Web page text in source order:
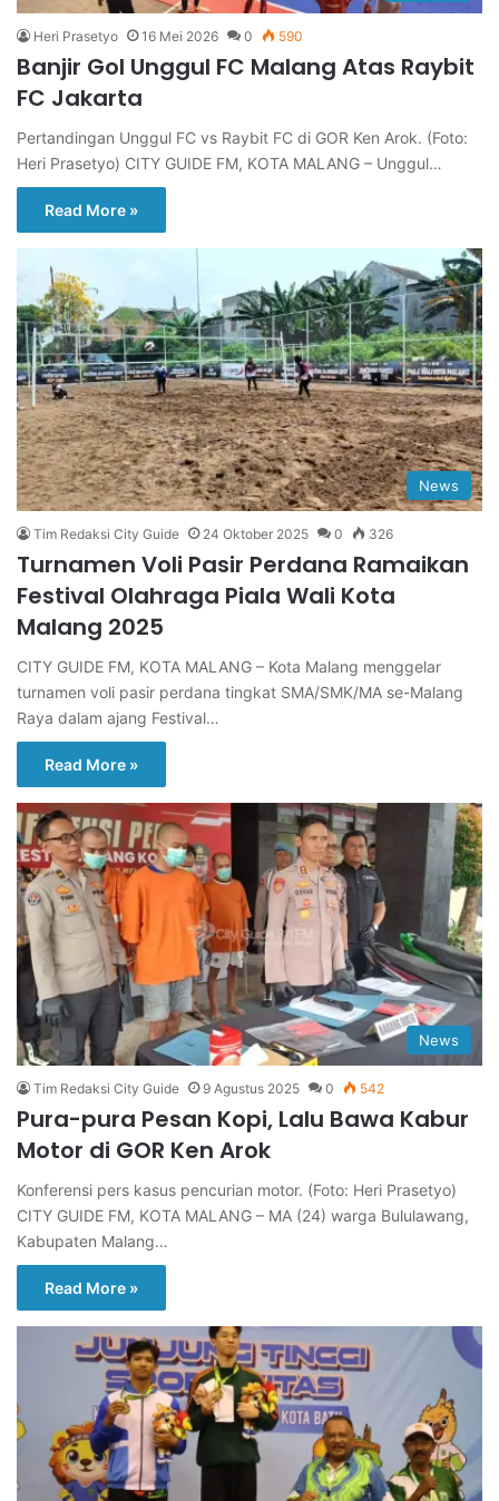
Heri Prasetyo 16 Mei 2026 0 590
Banjir Gol Unggul FC Malang Atas Raybit
FC Jakarta
Pertandingan Unggul FC vs Raybit FC di GOR Ken Arok. (Foto:
Heri Prasetyo) CITY GUIDE FM, KOTA MALANG – Unggul…
Read More »
News
Tim Redaksi City Guide 24 Oktober 2025 0 326
Turnamen Voli Pasir Perdana Ramaikan
Festival Olahraga Piala Wali Kota
Malang 2025
CITY GUIDE FM, KOTA MALANG – Kota Malang menggelar
turnamen voli pasir perdana tingkat SMA/SMK/MA se-Malang
Raya dalam ajang Festival…
Read More »
News
Tim Redaksi City Guide 9 Agustus 2025 0 542
Pura-pura Pesan Kopi, Lalu Bawa Kabur
Motor di GOR Ken Arok
Konferensi pers kasus pencurian motor. (Foto: Heri Prasetyo)
CITY GUIDE FM, KOTA MALANG – MA (24) warga Bululawang,
Kabupaten Malang…
Read More »